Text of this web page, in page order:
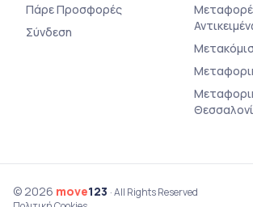
Πάρε Προσφορές
Σύνδεση
© 2026 move123 · All Rights Reserved